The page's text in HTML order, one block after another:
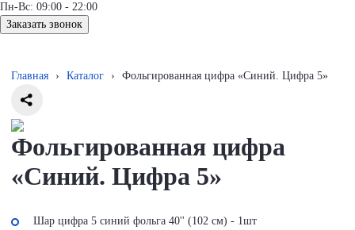
Пн-Вс: 09:00 - 22:00
Заказать звонок
Главная › Каталог › Фольгированная цифра «Синий. Цифра 5»
Фольгированная цифра
«Синий. Цифра 5»
Шар цифра 5 синий фольга 40'' (102 см) - 1шт